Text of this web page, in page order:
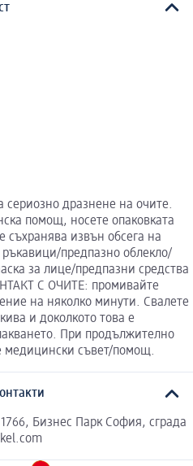
сериозно дразнене на очите.
помощ, носете опаковката
съхранява извън обсега на
предпазно облекло/
за лице/предпазни средства
С ОЧИТЕ: промивайте
на няколко минути. Свалете
и доколкото това е
При продължително
медицински съвет/помощ.
Бизнес Парк София, сграда